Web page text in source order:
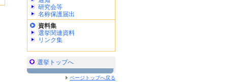
研究会等
名称保護届出
資料集
選挙関連資料
リンク集
選挙トップへ
ページトップへ戻る